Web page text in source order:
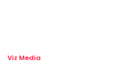
Viz Media